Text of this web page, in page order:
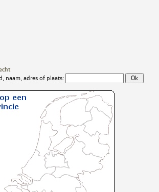
naam, adres of plaats: